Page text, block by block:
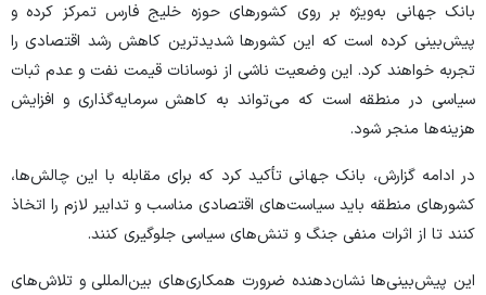
بانک جهانی به‌ویژه بر روی کشور‌های حوزه خلیج فارس تمرکز کرده و
پیش‌بینی کرده است که این کشور‌ها شدیدترین کاهش رشد اقتصادی را
تجربه خواهند کرد. این وضعیت ناشی از نوسانات قیمت نفت و عدم ثبات
سیاسی در منطقه است که می‌تواند به کاهش سرمایه‌گذاری و افزایش
هزینه‌ها منجر شود.
در ادامه گزارش، بانک جهانی تأکید کرد که برای مقابله با این چالش‌ها،
کشور‌های منطقه باید سیاست‌های اقتصادی مناسب و تدابیر لازم را اتخاذ
کنند تا از اثرات منفی جنگ و تنش‌های سیاسی جلوگیری کنند.
این پیش‌بینی‌ها نشان‌دهنده ضرورت همکاری‌های بین‌المللی و تلاش‌های